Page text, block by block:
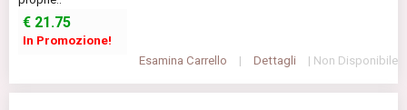
€ 21.75
In Promozione!
Esamina Carrello
| Dettagli | Non Disponibile